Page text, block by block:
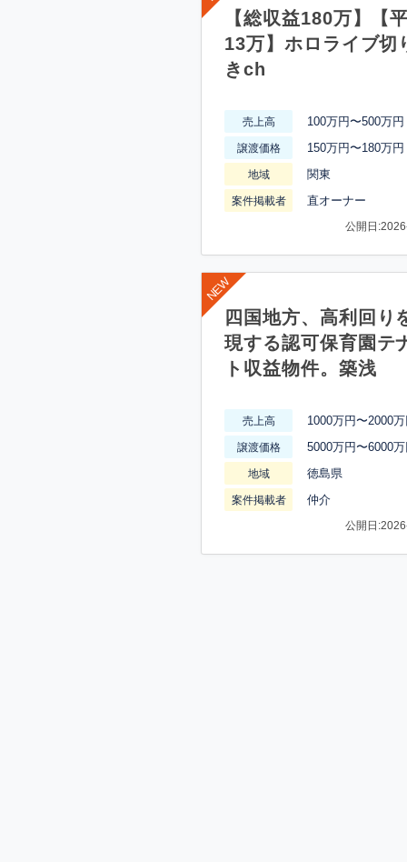
【総収益180万】【
13万】ホロライブ切
きch
売上高 100万円〜500万円
譲渡価格 150万円〜180万円
地域 関東
案件掲載者 直オーナー
公開日
四国地方、高利回り
現する認可保育園テ
ト収益物件。築浅
売上高 1000万円〜2000
譲渡価格 5000万円〜6000
地域 徳島県
案件掲載者 仲介
公開日